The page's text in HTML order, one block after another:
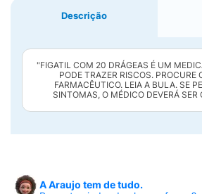
Descrição
"FIGATIL COM 20 DRÁGEAS É UM
PODE TRAZER RISCOS. PROCURE
FARMACÊUTICO. LEIA A BULA. SE
SINTOMAS, O MÉDICO DEVERÁ SER
A Araujo tem de tudo.